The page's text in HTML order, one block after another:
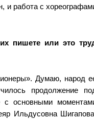
и работа с
пишете или это
Думаю, народ
продолжение
с основными
Ильдусовна